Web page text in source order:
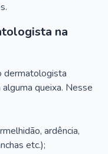
na
dermatologista
queixa. Nesse
ardência,
etc.);